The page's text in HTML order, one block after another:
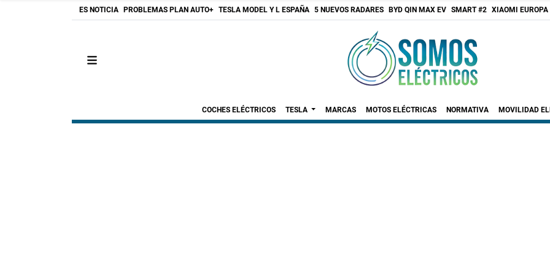
ES NOTICIA PROBLEMAS PLAN AUTO+ TESLA MODEL Y L ESPAÑA 5 NUEVOS RADARES BYD QIN MAX EV SMART #2 XIAOMI EUROPA
COCHES ELÉCTRICOS TESLA MARCAS MOTOS ELÉCTRICAS NORMATIVA MOVILIDAD